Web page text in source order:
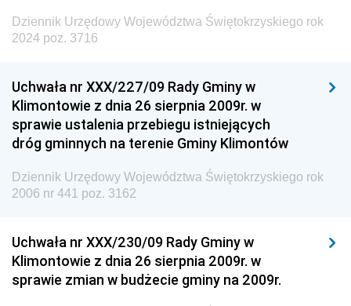
Dziennik Urzędowy Województwa Świętokrzyskiego rok
2024 poz. 3716
Uchwała nr XXX/227/09 Rady Gminy w
Klimontowie z dnia 26 sierpnia 2009r. w
sprawie ustalenia przebiegu istniejących
dróg gminnych na terenie Gminy Klimontów
Dziennik Urzędowy Województwa Świętokrzyskiego rok
2006 nr 441 poz. 3162
Uchwała nr XXX/230/09 Rady Gminy w
Klimontowie z dnia 26 sierpnia 2009r. w
sprawie zmian w budżecie gminy na 2009r.